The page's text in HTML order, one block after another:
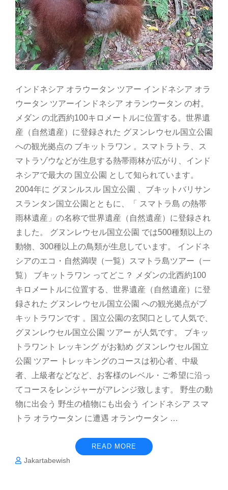
インドネシア オラウータン ツアー インドネシア オラ
ウータン ツアーインドネシア オランウータン の村。
メダン の北西約100キロメートルに位置する。世界遺
産（自然遺産）に登録された グヌンレウセル国立公園
への観光拠点の ブキットラワン 。スマトラトラ、ス
マトラゾウなどが生息する熱帯雨林が広がり、インド
ネシアで最大の 国立公園 として知られています。
2004年に グヌンルスル 国立公園 、ブキットバリサン
スランタン国立公園とともに、「 スマトラ島 の熱帯
雨林遺産」の名称で世界遺産（自然遺産）に登録され
ました。 グヌンレウセル国立公園 では500種類以上の
動物、300種以上の鳥類が生息しています。 インドネ
シアのエコ・自然満喫（一覧）スマトラ島ツアー（一
覧） ブキットラワン ってどこ？ メダンの北西約100
キロメートルに位置する、世界遺産（自然遺産）に登
録された グヌンレウセル国立公園 への観光拠点がブ
キットラワンです 。国立公園の玄関口として人気で、
グヌンレウセル国立公園 ツアー が人気です。 ブキッ
トラワント レッキング がお勧め グヌンレウセル国立
公園 ツアー トレッキングのコースは初心者、中級
者、上級者などなど、お客様のレベル・ご希望に沿っ
てコースをレンジャーがアレンジ致します。 野生の動
物に出会う 野生の植物にも出会う インドネシア スマ
トラ オラウータン に遭遇 オランウータン …
READ MORE
Jakartabewish